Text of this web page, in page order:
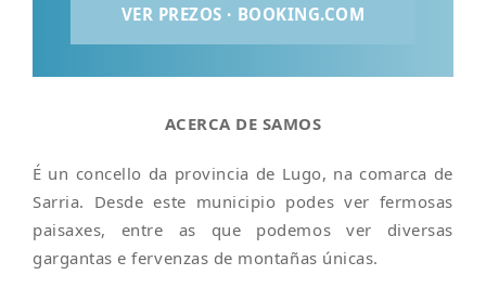
ACERCA DE SAMOS
É un concello da provincia de Lugo, na comarca de
Sarria. Desde este municipio podes ver fermosas
paisaxes, entre as que podemos ver diversas
gargantas e fervenzas de montañas únicas.